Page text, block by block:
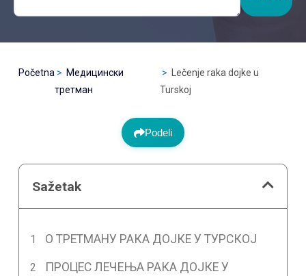
Početna
Медицински
третман
Lečenje raka dojke u
Turskoj
Podeli
Sažetak
О ТРЕТМАНУ РАКА ДОЈКЕ У ТУРСКОЈ
ПРОЦЕС ЛЕЧЕЊА РАКА ДОЈКЕ У